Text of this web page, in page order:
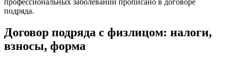
подряда.
Договор подряда с физлицом: налоги,
взносы, форма